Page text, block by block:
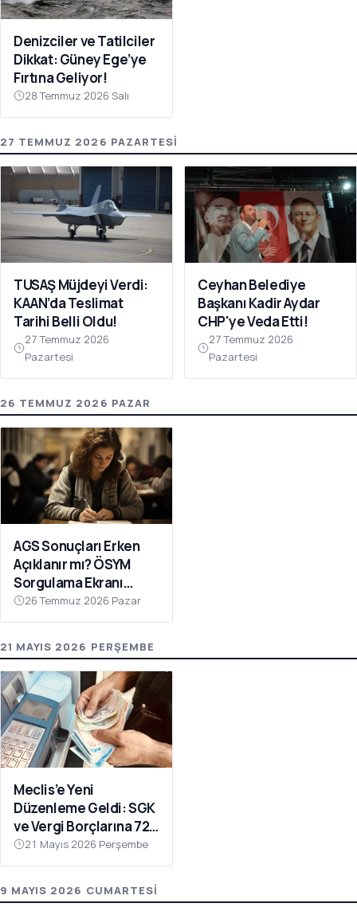
Denizciler ve Tatilciler
Dikkat: Güney Ege’ye
Fırtına Geliyor!
28 Temmuz 2026 Salı
27 TEMMUZ 2026 PAZARTESI
TUSAŞ Müjdeyi Verdi:
KAAN’da Teslimat
Tarihi Belli Oldu!
27 Temmuz 2026
Pazartesi
Ceyhan Belediye
Başkanı Kadir Aydar
CHP'ye Veda Etti!
27 Temmuz 2026
Pazartesi
26 TEMMUZ 2026 PAZAR
AGS Sonuçları Erken
Açıklanır mı? ÖSYM
Sorgulama Ekranı
Açılıyor!
26 Temmuz 2026 Pazar
21 MAYIS 2026 PERŞEMBE
Meclis’e Yeni
Düzenleme Geldi: SGK
ve Vergi Borçlarına 72
Ay Taksit İmkânı
21 Mayıs 2026 Perşembe
9 MAYIS 2026 CUMARTESI